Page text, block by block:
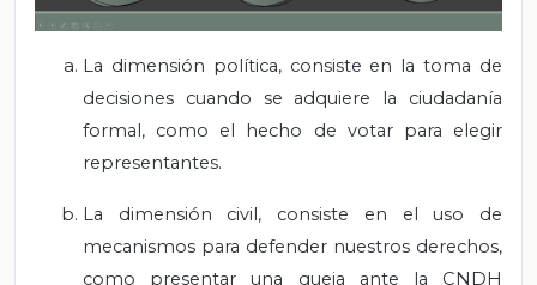
La dimensión política, consiste en la toma de
decisiones cuando se adquiere la ciudadanía
formal, como el hecho de votar para elegir
representantes.
La dimensión civil, consiste en el uso de
mecanismos para defender nuestros derechos,
como presentar una queja ante la CNDH